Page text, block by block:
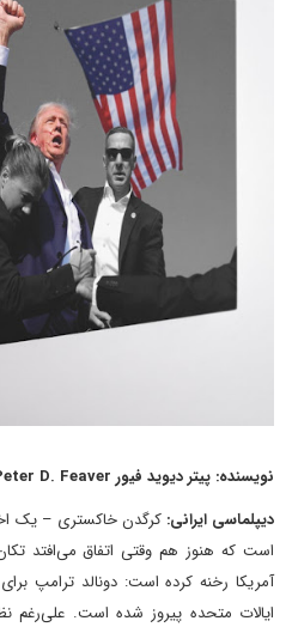
نویسنده: پیتر دیوید فیور Peter D. Feaver
دیپلماسی ایرانی: کرگدن خاکستری – یک
است که هنوز هم وقتی اتفاق می‌افتد
آمریکا رخنه کرده است: دونالد ترامپ
ایالات متحده پیروز شده است. علی‌رغم